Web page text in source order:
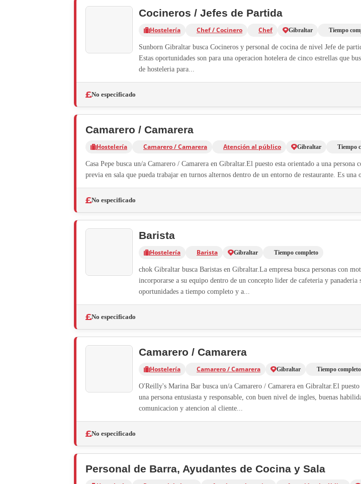
Cocineros / Jefes de Partida
Hostelería Chef / Cocinero Chef Gibraltar Tiempo
Sunborn Gibraltar busca Cocineros y personal de cocina de nivel Jefe de
Estas oportunidades son para una operacion hotelera de cinco estrellas que
de hosteleria para...
No especificado
Camarero / Camarera
Hostelería Camarero / Camarera Atención al público Gibraltar Tiempo
Casa Pepe busca un/a Camarero / Camarera en Gibraltar.El puesto esta orientado a una persona
previa en sala que pueda trabajar en turnos alternos dentro de un entorno de restaurante. Es una
No especificado
Barista
Hostelería Barista Gibraltar Tiempo completo
chok Gibraltar busca Baristas en Gibraltar.La empresa busca personas con
incorporarse a su equipo dentro de un concepto lider de cafeteria y panaderia
oportunidades a tiempo completo y a...
No especificado
Camarero / Camarera
Hostelería Camarero / Camarera Gibraltar Tiempo completo
O'Reilly's Marina Bar busca un/a Camarero / Camarera en Gibraltar.El puesto
una persona entusiasta y responsable, con buen nivel de ingles, buenas
comunicacion y atencion al cliente...
No especificado
Personal de Barra, Ayudantes de Cocina y Sala